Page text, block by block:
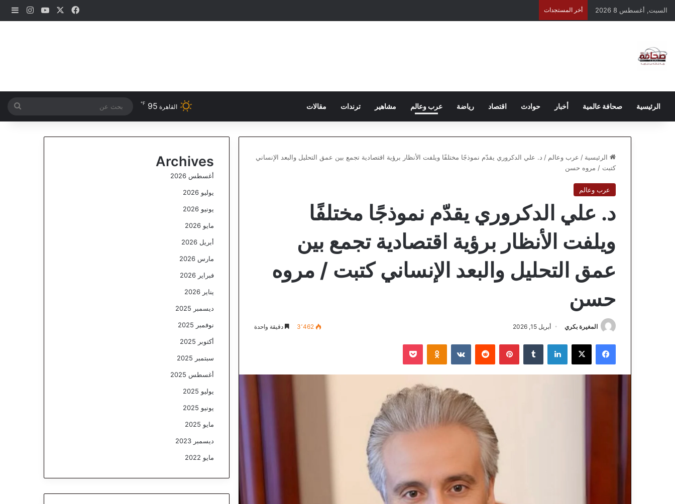
السبت, أغسطس 8 2026 أخر المستجدات فيسبوك ‫YouTube
الرئيسية صحافة عالمية أخبار حوادث اقتصاد رياضة عرب وعالم مشاهير ترندات مقالات القاهرة 95
℉
عن
الرئيسية / عرب وعالم / د. علي الدكروري يقدّم نموذجًا مختلفًا ويلفت الأنظار برؤية اقتصادية تجمع بين عمق التحليل والبعد الإنساني
كتبت / مروه حسن
عرب وعالم
د. علي الدكروري يقدّم نموذجًا مختلفًا
ويلفت الأنظار برؤية اقتصادية تجمع بين
عمق التحليل والبعد الإنساني كتبت / مروه
حسن
المغيرة بكري أبريل 15, 2026 3٬462 دقيقة واحدة
فيسبوك لينكدإن بينتيريست
Archives
أغسطس 2026
يوليو 2026
يونيو 2026
مايو 2026
أبريل 2026
مارس 2026
فبراير 2026
يناير 2026
ديسمبر 2025
نوفمبر 2025
أكتوبر 2025
سبتمبر 2025
أغسطس 2025
يوليو 2025
يونيو 2025
مايو 2025
ديسمبر 2023
مايو 2022